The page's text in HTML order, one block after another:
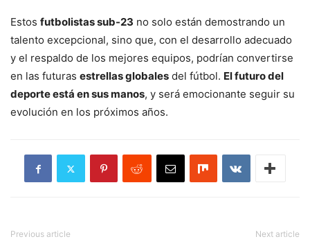
Estos futbolistas sub-23 no solo están demostrando un
talento excepcional, sino que, con el desarrollo adecuado
y el respaldo de los mejores equipos, podrían convertirse
en las futuras estrellas globales del fútbol. El futuro del
deporte está en sus manos, y será emocionante seguir su
evolución en los próximos años.
Previous article Next article